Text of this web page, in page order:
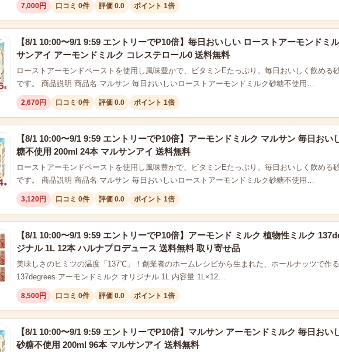
7,000円 口コミ 0件 評価 0.0 ポイント 1倍
【8/1 10:00〜9/1 9:59 エントリーでP10倍】毎日おいしい ローストアーモンドミ
サンアイ アーモンドミルク コレステロール0 送料無料
ローストアーモンドペーストを使用し風味豊かで、ビタミンEたっぷり。毎日おいしく飲める
です。 商品説明 商品名 マルサン 毎日おいしいローストアーモンドミルク砂糖不使用…
2,670円 口コミ 0件 評価 0.0 ポイント 1倍
【8/1 10:00〜9/1 9:59 エントリーでP10倍】アーモンドミルク マルサン 毎日お
糖不使用 200ml 24本 マルサンアイ 送料無料
ローストアーモンドペーストを使用し風味豊かで、ビタミンEたっぷり。毎日おいしく飲める
です。 商品説明 商品名 マルサン 毎日おいしいローストアーモンドミルク砂糖不使用…
3,120円 口コミ 0件 評価 0.0 ポイント 1倍
【8/1 10:00〜9/1 9:59 エントリーでP10倍】アーモンド ミルク 植物性ミルク
ジナル 1L 12本 ハルナプロデュース 送料無料 取り寄せ品
美味しさのヒミツの温度「137℃」！創業者のホームレシピから生まれた、ホールナッツで作
137degrees アーモンドミルク オリジナル 1L 内容量 1L×12…
8,500円 口コミ 0件 評価 0.0 ポイント 1倍
【8/1 10:00〜9/1 9:59 エントリーでP10倍】マルサン アーモンドミルク 毎日おい
砂糖不使用 200ml 96本 マルサンアイ 送料無料